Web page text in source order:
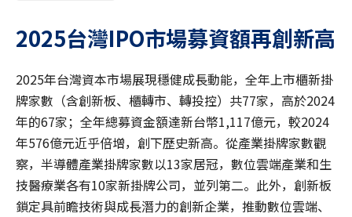
2025台灣IPO市場募資額再創新高
2025年台灣資本市場展現穩健成長動能，全年上市櫃新掛
牌家數（含創新板、櫃轉市、轉投控）共77家，高於2024
年的67家；全年總募資金額達新台幣1,117億元，較2024
年576億元近乎倍增，創下歷史新高。從產業掛牌家數觀
察，半導體產業掛牌家數以13家居冠，數位雲端產業和生
技醫療業各有10家新掛牌公司，並列第二。此外，創新板
鎖定具前瞻技術與成長潛力的創新企業，推動數位雲端、